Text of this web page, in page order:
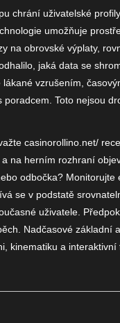
chrání uživatelské
umožňuje
na obrovské výplaty,
jaká data se
vzrušením,
Toto nejsou
casinorollino.net/
na herním rozhraní
odbočka?
se v podstatě
uživatele.
Nadčasové základní
kinematiku a